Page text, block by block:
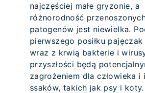
najczęściej małe gryzonie, a
różnorodność
patogenów jest niewielka.
pierwszego posiłku
wraz z krwią bakterie i
przyszłości będą
zagrożeniem dla człowieka i
ssaków, takich jak psy i koty.